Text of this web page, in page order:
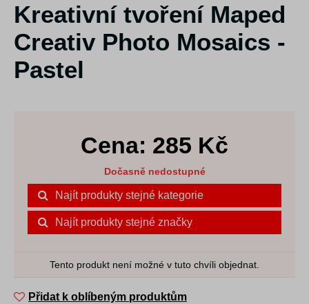
Kreativní tvoření Maped
Creativ Photo Mosaics -
Pastel
Cena: 285 Kč
Dočasně nedostupné
Najít produkty stejné kategorie
Najít produkty stejné značky
Tento produkt není možné v tuto chvíli objednat.
Přidat k oblíbeným produktům